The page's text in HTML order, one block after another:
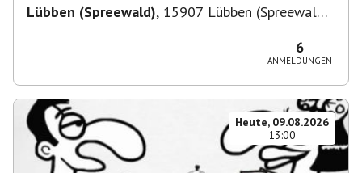
Lübben (Spreewald), 15907 Lübben (Spreewald),
6
ANMELDUNGEN
Heute, 09.08.2026
13:00